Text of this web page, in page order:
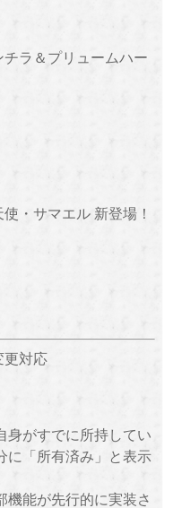
チラ＆プリュームハー
・サマエル 新登場！
更対応
身がすでに所持してい
に「所有済み」と表示
機能が先行的に実装さ